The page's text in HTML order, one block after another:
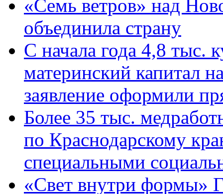
«Семь ветров» над
объединила страну
С начала года 4,8 тыс.
материнский капитал
заявление оформили
Более 35 тыс.
по Краснодарскому
специальными
«Свет внутри формы»